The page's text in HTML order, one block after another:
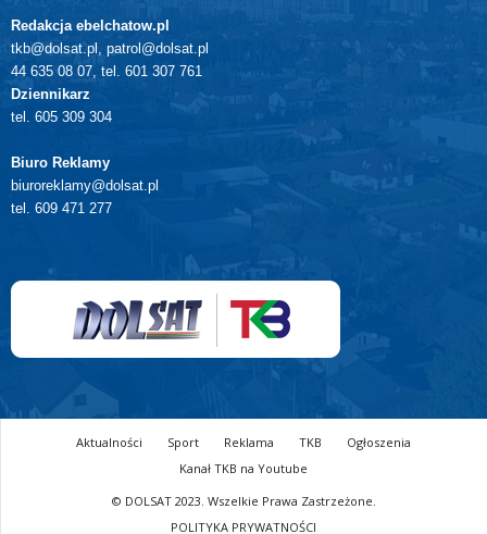
Redakcja ebelchatow.pl
tkb@dolsat.pl, patrol@dolsat.pl
44 635 08 07, tel. 601 307 761
Dziennikarz
tel. 605 309 304
Biuro Reklamy
biuroreklamy@dolsat.pl
tel. 609 471 277
Aktualności Sport Reklama TKB
Ogłoszenia
Kanał TKB na Youtube
© DOLSAT 2023. Wszelkie Prawa Zastrzeżone.
POLITYKA PRYWATNOŚCI